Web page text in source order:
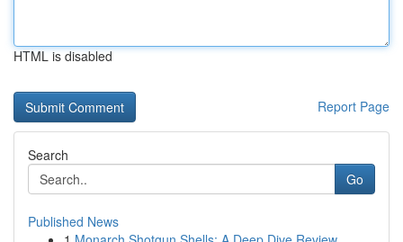
HTML is disabled
Report Page
Search
Go
Published News